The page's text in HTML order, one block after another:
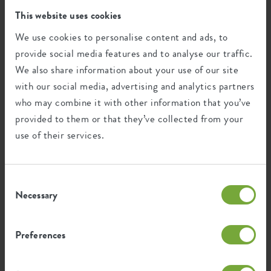
This website uses cookies
We use cookies to personalise content and ads, to
provide social media features and to analyse our traffic.
We also share information about your use of our site
with our social media, advertising and analytics partners
who may combine it with other information that you’ve
provided to them or that they’ve collected from your
use of their services.
Selection
Necessary
Preferences
Ökologischer Fußabdruck
1,31
Durchschnittliche CO2-Emission
bei der Herstellung dieses
Produkts
1,111
Energie bei der Herstellung dieses
CO2-Emission der elho Gruppe. Um den Fußabdruck
pro Produkt zu berechnen, teilen wir den gesamten